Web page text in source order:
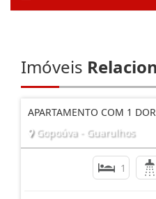
Imóveis
APARTAMENTO COM 1
Gopoúva - Guarulhos
1